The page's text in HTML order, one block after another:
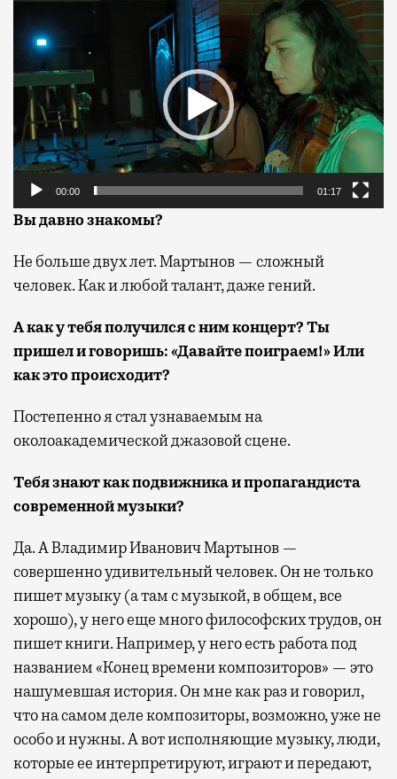
Видеоплеер
00:00 01:17
Вы давно знакомы?
Не больше двух лет. Мартынов — сложный
человек. Как и любой талант, даже гений.
А как у тебя получился с ним концерт? Ты
пришел и говоришь: «Давайте поиграем!» Или
как это происходит?
Постепенно я стал узнаваемым на
околоакадемической джазовой сцене.
Тебя знают как подвижника и пропагандиста
современной музыки?
Да. А Владимир Иванович Мартынов —
совершенно удивительный человек. Он не только
пишет музыку (а там с музыкой, в общем, все
хорошо), у него еще много философских трудов, он
пишет книги. Например, у него есть работа под
названием «Конец времени композиторов» — это
нашумевшая история. Он мне как раз и говорил,
что на самом деле композиторы, возможно, уже не
особо и нужны. А вот исполняющие музыку, люди,
которые ее интерпретируют, играют и передают,